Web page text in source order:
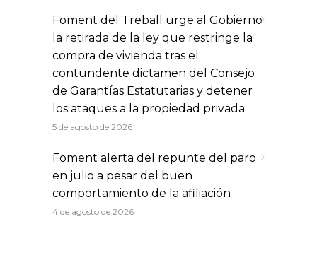
Foment del Treball urge al Gobierno
la retirada de la ley que restringe la
compra de vivienda tras el
contundente dictamen del Consejo
de Garantías Estatutarias y detener
los ataques a la propiedad privada
5 de agosto de 2026
Foment alerta del repunte del paro
en julio a pesar del buen
comportamiento de la afiliación
4 de agosto de 2026